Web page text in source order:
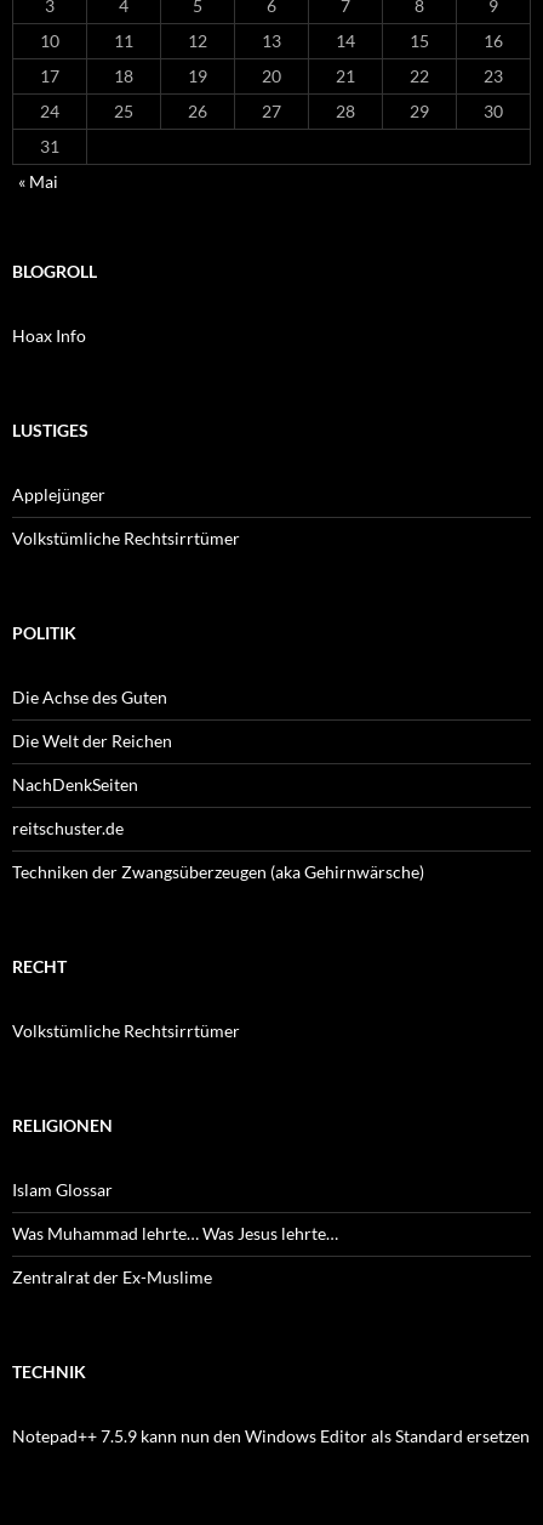
3
4 5 6 7 8
9
10
11 12 13 14 15
16
17
18 19 20 21 22
23
24
25 26 27 28 29
30
31
« Mai
BLOGROLL
Hoax Info
LUSTIGES
Applejünger
Volkstümliche Rechtsirrtümer
POLITIK
Die Achse des Guten
Die Welt der Reichen
NachDenkSeiten
reitschuster.de
Techniken der Zwangsüberzeugen (aka Gehirnwärsche)
RECHT
Volkstümliche Rechtsirrtümer
RELIGIONEN
Islam Glossar
Was Muhammad lehrte… Was Jesus lehrte…
Zentralrat der Ex-Muslime
TECHNIK
Notepad++ 7.5.9 kann nun den Windows Editor als Standard ersetzen